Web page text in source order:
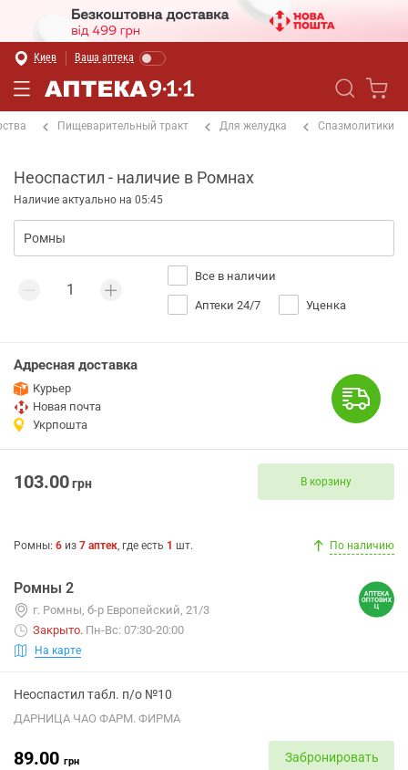
Киев Ваша аптека
Пищеварительный тракт Для желудка Спазмолитики
Неоспастил - наличие в Ромнах
Наличие актуально на 05:45
Все в наличии
Аптеки 24/7 Уценка
Адресная доставка
Курьер
Новая почта
Укрпошта
103.00грн В корзину
Ромны: 6 из 7 аптек, где есть 1 шт. По наличию
Ромны 2
г. Ромны, б-р Европейский, 21/3
Закрыто. Пн-Вс: 07:30-20:00
На карте
Неоспастил табл. п/о №10
ДАРНИЦА ЧАО ФАРМ. ФИРМА
89.00 грн Забронировать